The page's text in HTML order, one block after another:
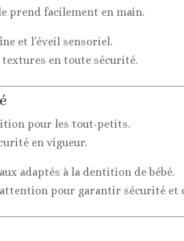
prend facilement en main.
et l’éveil sensoriel.
en toute sécurité.
pour les tout-petits.
en vigueur.
adaptés à la dentition de bébé.
attention pour garantir sécurité et